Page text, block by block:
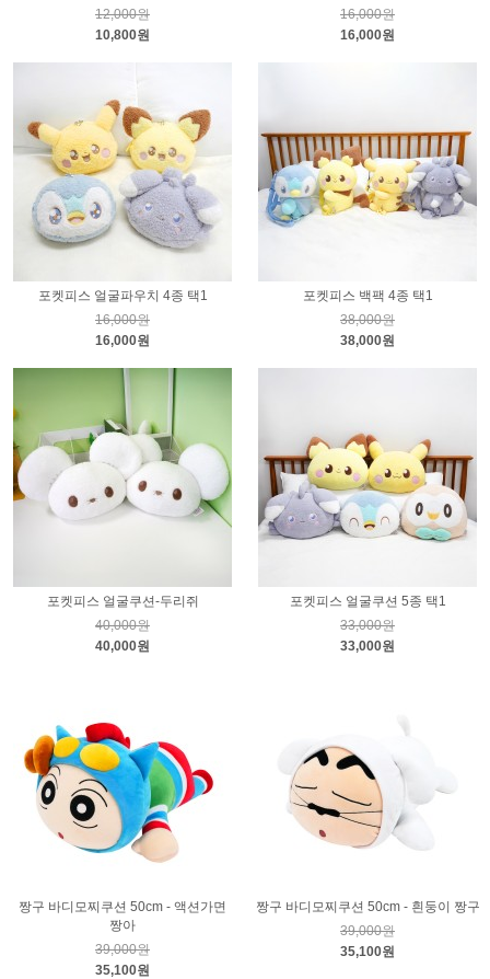
12,000원
10,800원
16,000원
16,000원
포켓피스 얼굴파우치 4종 택1
16,000원
16,000원
포켓피스 백팩 4종 택1
38,000원
38,000원
포켓피스 얼굴쿠션-두리쥐
40,000원
40,000원
포켓피스 얼굴쿠션 5종 택1
33,000원
33,000원
짱구 바디모찌쿠션 50cm - 액션가면
짱아
39,000원
35,100원
짱구 바디모찌쿠션 50cm - 흰둥이 짱구
39,000원
35,100원